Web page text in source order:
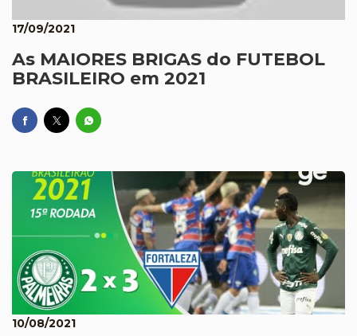
17/09/2021
As MAIORES BRIGAS do FUTEBOL
BRASILEIRO em 2021
10/08/2021